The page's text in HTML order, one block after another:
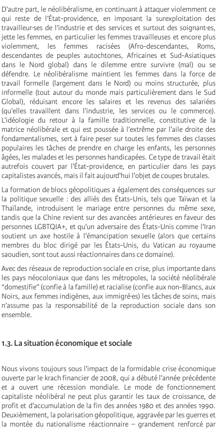
D’autre part, le néolibéralisme, en continuant à attaquer violemment ce
qui reste de l’État-providence, en imposant la surexploitation des
travailleur·ses de l’industrie et des services et surtout des soignant·es,
jette les femmes, en particulier les femmes travailleuses et encore plus
violemment, les femmes racisées (Afro-descendantes, Roms,
descendantes de peuples autochtones, Africaines et Sud-Asiatiques
dans le Nord global) dans le dilemme entre survivre (mal) ou se
défendre. Le néolibéralisme maintient les femmes dans la force de
travail formelle (largement dans le Nord) ou moins structurée, plus
informelle (tout autour du monde mais particulièrement dans le Sud
Global), réduisant encore les salaires et les revenus des salariées
(qu’elles travaillent dans l’industrie, les services ou le commerce).
L’idéologie du retour à la famille traditionnelle, constitutive de la
matrice néolibérale et qui est poussée à l’extrême par l'aile droite des
fondamentalismes, sert à faire peser sur toutes les femmes des classes
populaires les tâches de prendre en charge les enfants, les personnes
âgées, les malades et les personnes handicapées. Ce type de travail était
autrefois couvert par l'État-providence, en particulier dans les pays
capitalistes avancés, mais il fait aujourd'hui l'objet de coupes brutales.
La formation de blocs géopolitiques a également des conséquences sur
la politique sexuelle : des alliés des États-Unis, tels que Taïwan et la
Thaïlande, introduisent le mariage entre personnes du même sexe,
tandis que la Chine revient sur des avancées antérieures en faveur des
personnes LGBTQIA+, et qu'un adversaire des États-Unis comme l'Iran
soutient un axe hostile à l'émancipation sexuelle (alors que certains
membres du bloc dirigé par les États-Unis, du Vatican au royaume
saoudien, sont tout aussi réactionnaires dans ce domaine).
Avec des réseaux de reproduction sociale en crise, plus importante dans
les pays néocoloniaux que dans les métropoles, la société néolibérale
“domestifie” (confie à la famille) et racialise (confie aux non-Blancs, aux
Noirs, aux femmes indigènes, aux immigré·es) les tâches de soins, mais
n’assume pas la responsabilité de la reproduction sociale dans son
ensemble.
1.3. La situation économique et sociale
Nous vivons toujours sous l'impact de la formidable crise économique
ouverte par le krach financier de 2008, qui a débuté l'année précédente
et a ouvert une récession mondiale. Le mode de fonctionnement
capitaliste néolibéral ne peut plus garantir les taux de croissance, de
profit et d'accumulation de la fin des années 1980 et des années 1990.
Deuxièmement, la polarisation géopolitique, aggravée par les guerres et
la montée du nationalisme réactionnaire – grandement renforcé par